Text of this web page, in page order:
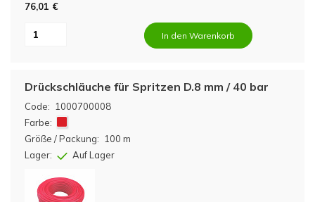
76,01 €
In den Warenkorb
Code: 1000700008
Drückschläuche für Spritzen D.8 mm / 40 bar
Farbe:
Größe / Packung: 100 m
Lager:
Auf Lager